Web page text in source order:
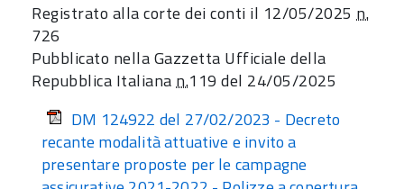
Registrato alla corte dei conti il 12/05/2025n.
726
Pubblicato nella Gazzetta Ufficiale della
Repubblica Italianan.119 del 24/05/2025
DM 124922 del 27/02/2023 - Decreto
recante modalità attuative e invito a
presentare proposte per le campagne